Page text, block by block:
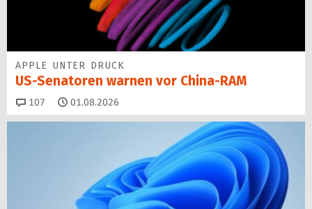
APPLE UNTER DRUCK
US-Senatoren warnen vor China-RAM
107 Kommentare
01.08.2026